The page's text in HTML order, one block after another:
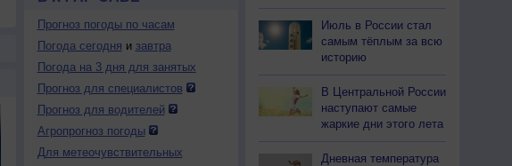
9 вс 9 вс
Утро
9 вс
День
9 вс
Вечер
10 пн 10 пн
Вечер
11 вт
Ночь Утро
Прогноз погоды по часам
Погода сегодня и завтра
Погода на 3 дня для занятых
Прогноз для специалистов
Прогноз для водителей
Агропрогноз погоды
Для метеочувствительных
Июль в России стал
самым тёплым за всю
историю
В Центральной России
наступают самые
жаркие дни этого лета
Дневная температура